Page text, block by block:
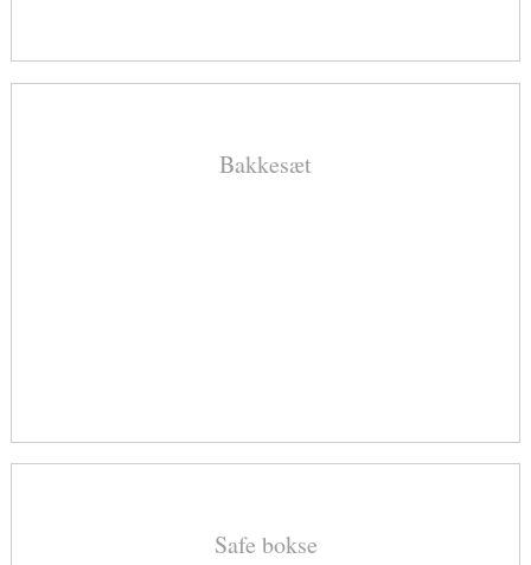
Bakkesæt
Safe bokse​